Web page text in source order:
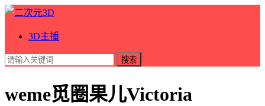
3D主播
搜索
weme觅圈果儿Victoria